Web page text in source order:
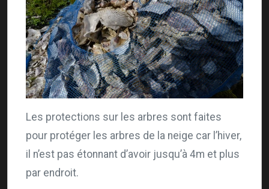
Les protections sur les arbres sont faites
pour protéger les arbres de la neige car l’hiver,
il n’est pas étonnant d’avoir jusqu’à 4m et plus
par endroit.